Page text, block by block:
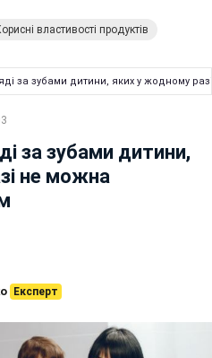
властивості продуктів
за зубами дитини, яких у жодному
за зубами дитини,
не можна
Експерт